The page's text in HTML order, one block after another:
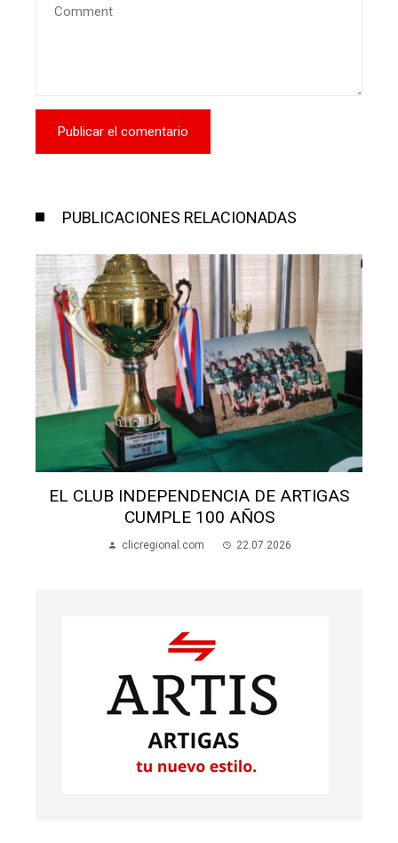
PUBLICACIONES RELACIONADAS
EL CLUB INDEPENDENCIA DE ARTIGAS
CUMPLE 100 AÑOS
clicregional.com 22.07.2026